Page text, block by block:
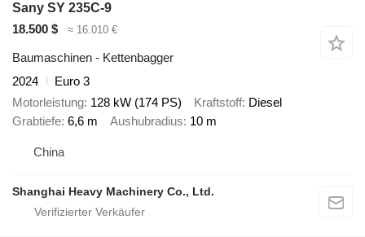
Sany SY 235C-9
18.500 $
≈ 16.010 €
Baumaschinen - Kettenbagger
2024
Euro 3
Motorleistung 128 kW (174 PS) Kraftstoff Diesel
Grabtiefe 6,6 m Aushubradius 10 m
China
Shanghai Heavy Machinery Co., Ltd.